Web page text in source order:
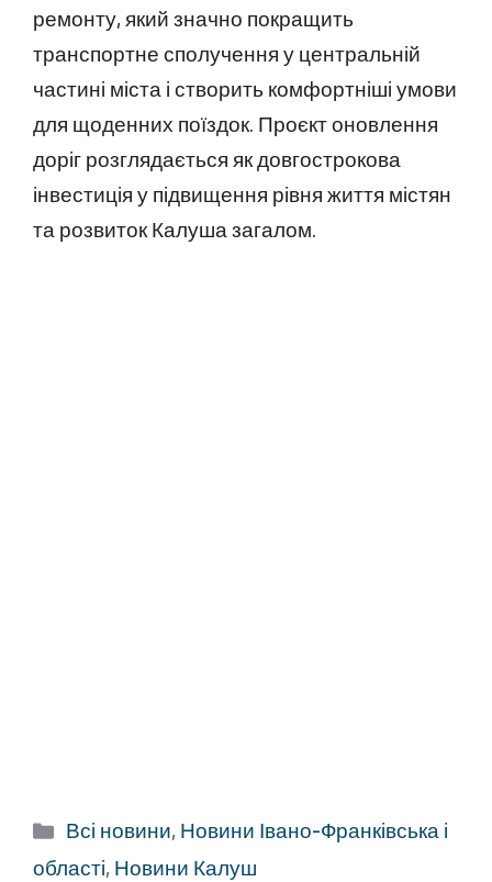
ремонту, який значно покращить
транспортне сполучення у центральній
частині міста і створить комфортніші умови
для щоденних поїздок. Проєкт оновлення
доріг розглядається як довгострокова
інвестиція у підвищення рівня життя містян
та розвиток Калуша загалом.
Категорії
Всі новини, Новини Івано-Франківська і
області, Новини Калуш